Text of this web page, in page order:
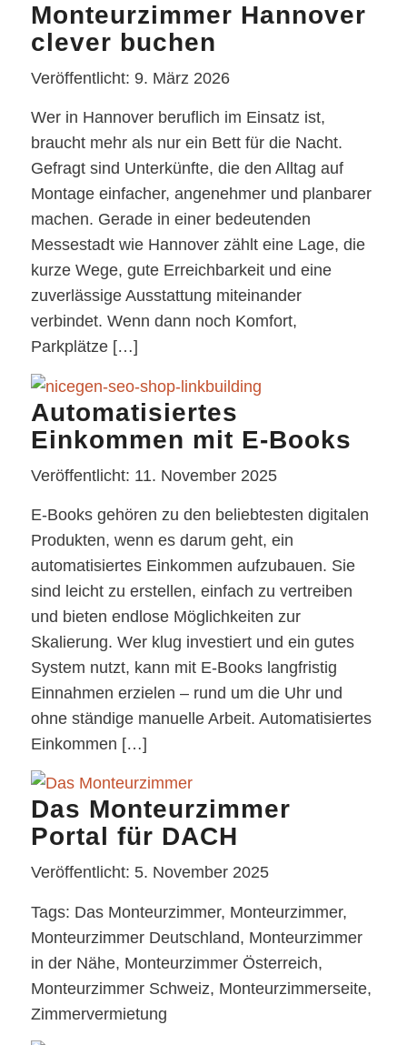
Monteurzimmer Hannover
clever buchen
Veröffentlicht: 9. März 2026
Wer in Hannover beruflich im Einsatz ist,
braucht mehr als nur ein Bett für die Nacht.
Gefragt sind Unterkünfte, die den Alltag auf
Montage einfacher, angenehmer und planbarer
machen. Gerade in einer bedeutenden
Messestadt wie Hannover zählt eine Lage, die
kurze Wege, gute Erreichbarkeit und eine
zuverlässige Ausstattung miteinander
verbindet. Wenn dann noch Komfort,
Parkplätze […]
Automatisiertes
Einkommen mit E-Books
Veröffentlicht: 11. November 2025
E-Books gehören zu den beliebtesten digitalen
Produkten, wenn es darum geht, ein
automatisiertes Einkommen aufzubauen. Sie
sind leicht zu erstellen, einfach zu vertreiben
und bieten endlose Möglichkeiten zur
Skalierung. Wer klug investiert und ein gutes
System nutzt, kann mit E-Books langfristig
Einnahmen erzielen – rund um die Uhr und
ohne ständige manuelle Arbeit. Automatisiertes
Einkommen […]
Das Monteurzimmer
Portal für DACH
Veröffentlicht: 5. November 2025
Tags: Das Monteurzimmer, Monteurzimmer,
Monteurzimmer Deutschland, Monteurzimmer
in der Nähe, Monteurzimmer Österreich,
Monteurzimmer Schweiz, Monteurzimmerseite,
Zimmervermietung